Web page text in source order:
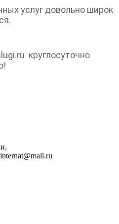
услуг довольно широк
круглосуточно